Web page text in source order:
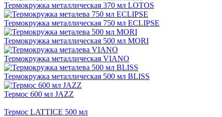
Термокружка металлическая 370 мл LOTOS
Термокружка металлическая 750 мл ECLIPSE
Термокружка металлическая 500 мл MORI
Термокружка металлическая VIANO
Термокружка металлическая 500 мл BLISS
Термос 600 мл JAZZ
Термос LATTICE 500 мл